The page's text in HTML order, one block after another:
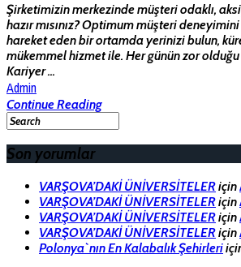
Şirketimizin merkezinde müşteri odaklı,
hazır mısınız? Optimum müşteri deneyimini
hareket eden bir ortamda yerinizi bulun,
mükemmel hizmet ile. Her günün zor
Kariyer ...
Admin
Continue Reading
Son yorumlar
VARŞOVA’DAKİ ÜNİVERSİTELERiçin
VARŞOVA’DAKİ ÜNİVERSİTELERiçin
VARŞOVA’DAKİ ÜNİVERSİTELERiçin
VARŞOVA’DAKİ ÜNİVERSİTELERiçin
Polonya`nın En Kalabalık Şehirleri